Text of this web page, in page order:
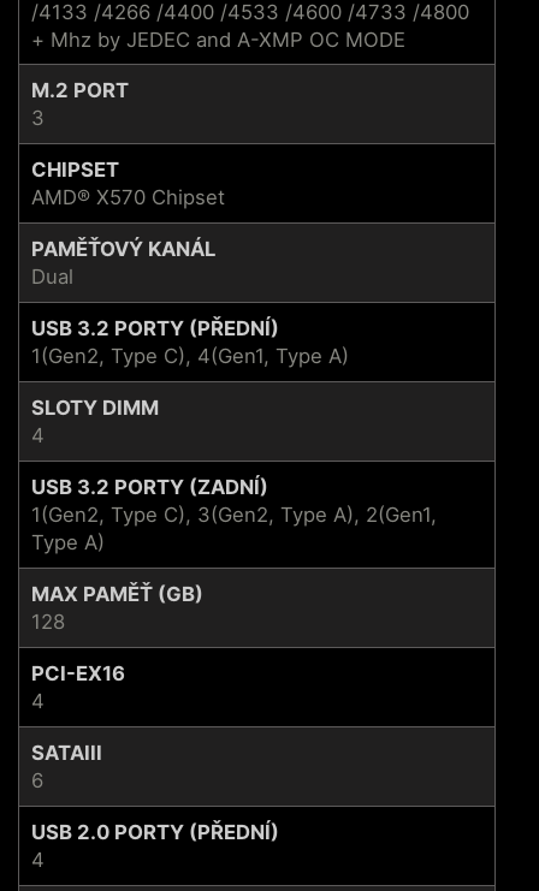
/4133 /4266 /4400 /4533 /4600 /4733 /4800
+ Mhz by JEDEC and A-XMP OC MODE
M.2 PORT
3
CHIPSET
AMD® X570 Chipset
PAMĚŤOVÝ KANÁL
Dual
USB 3.2 PORTY (PŘEDNÍ)
1(Gen2, Type C), 4(Gen1, Type A)
SLOTY DIMM
4
USB 3.2 PORTY (ZADNÍ)
1(Gen2, Type C), 3(Gen2, Type A), 2(Gen1,
Type A)
MAX PAMĚŤ (GB)
128
PCI-EX16
4
SATAIII
6
USB 2.0 PORTY (PŘEDNÍ)
4